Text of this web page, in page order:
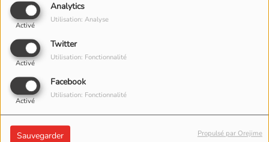
Analytics
Activé
Utilisation: Analyse
Twitter
Activé
Utilisation: Fonctionnalité
Facebook
Activé
Utilisation: Fonctionnalité
Sauvegarder Propulsé par Orejime